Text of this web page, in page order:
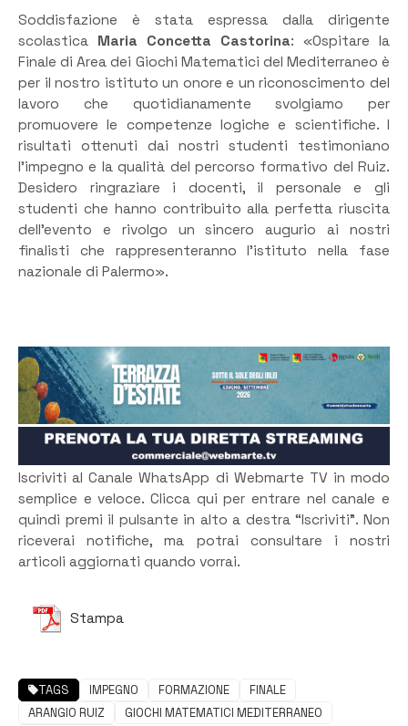
Soddisfazione è stata espressa dalla dirigente
scolastica Maria Concetta Castorina: «Ospitare la
Finale di Area dei Giochi Matematici del Mediterraneo è
per il nostro istituto un onore e un riconoscimento del
lavoro che quotidianamente svolgiamo per
promuovere le competenze logiche e scientifiche. I
risultati ottenuti dai nostri studenti testimoniano
l’impegno e la qualità del percorso formativo del Ruiz.
Desidero ringraziare i docenti, il personale e gli
studenti che hanno contribuito alla perfetta riuscita
dell’evento e rivolgo un sincero augurio ai nostri
finalisti che rappresenteranno l’istituto nella fase
nazionale di Palermo».
Iscriviti al Canale WhatsApp di Webmarte TV in modo
semplice e veloce. Clicca qui per entrare nel canale e
quindi premi il pulsante in alto a destra “Iscriviti”. Non
riceverai notifiche, ma potrai consultare i nostri
articoli aggiornati quando vorrai.
Stampa
TAGS IMPEGNO FORMAZIONE
FINALE
ARANGIO RUIZ
GIOCHI MATEMATICI MEDITERRANEO